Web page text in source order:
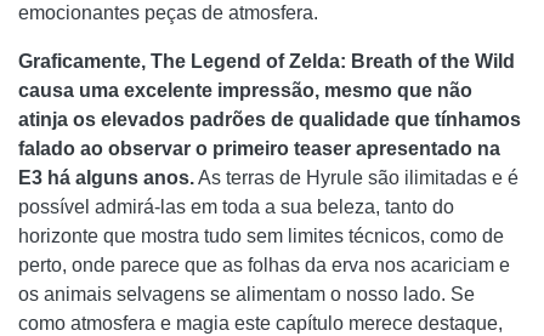
emocionantes peças de atmosfera.
Graficamente, The Legend of Zelda: Breath of the Wild
causa uma excelente impressão, mesmo que não
atinja os elevados padrões de qualidade que tínhamos
falado ao observar o primeiro teaser apresentado na
E3 há alguns anos.As terras de Hyrule são ilimitadas e é
possível admirá-las em toda a sua beleza, tanto do
horizonte que mostra tudo sem limites técnicos, como de
perto, onde parece que as folhas da erva nos acariciam e
os animais selvagens se alimentam o nosso lado. Se
como atmosfera e magia este capítulo merece destaque,